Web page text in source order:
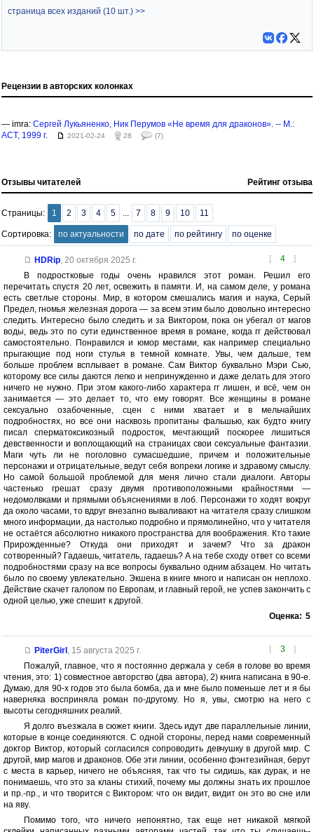
страница всех изданий (10 шт.) >>
Рецензии в авторских колонках
— imra: Сергей Лукьяненко, Ник Перумов «Не время для драконов». -- М.:
АСТ, 1999 г.
2021-02-24 28 (7)
Отзывы читателей Рейтинг отзыва
Страницы: 1 2 3 4 5 ... 7 8 9 10 11
Сортировка: по актуальности по дате по рейтингу по оценке
[ 4 ]
HDRip, 20 октября 2025 г.
В подростковые годы очень нравился этот роман. Решил его
перечитать спустя 20 лет, освежить в памяти. И, на самом деле, у романа
есть светлые стороны. Мир, в котором смешались магия и наука, Серый
Предел, гномья железная дорога — за всем этим было довольно интересно
следить. Интересно было следить и за Виктором, пока он убегал от магов
воды, ведь это по сути единственное время в романе, когда гг действовал
самостоятельно. Понравился и юмор местами, как например специально
прыгающие под ноги стулья в темной комнате. Увы, чем дальше, тем
больше проблем всплывает в романе. Сам Виктор буквально Мэри Сью,
которому все силы даются легко и непринужденно и даже делать для этого
ничего не нужно. При этом какого-либо характера гг лишен, и всё, чем он
занимается — это делает то, что ему говорят. Все женщины в романе
сексуально озабоченные, сцен с ними хватает и в мельчайших
подробностях, но все они насквозь пропитаны фальшью, как будто книгу
писал сперматоксикозный подросток, мечтающий поскорее лишиться
девственности и воплощающий на страницах свои сексуальные фантазии.
Маги чуть ли не поголовно сумасшедшие, причем и положительные
персонажи и отрицательные, ведут себя вопреки логике и здравому смыслу.
Но самой большой проблемой для меня лично стали диалоги. Авторы
частенько грешат сразу двумя противоположными крайностями —
недомолвками и прямыми объяснениями в лоб. Персонажи то ходят вокруг
да около часами, то вдруг внезапно вываливают на читателя сразу слишком
много информации, да настолько подробно и прямолинейно, что у читателя
не остаётся абсолютно никакого пространства для воображения. Кто такие
Прирожденные? Откуда они приходят и зачем? Что за дракон
сотворенный? Гадаешь, читатель, гадаешь? А на тебе сходу ответ со всеми
подробностями сразу на все вопросы буквально одним абзацем. Но читать
было по своему увлекательно. Экшена в книге много и написан он неплохо.
Действие скачет галопом по Европам, и главный герой, не успев закончить с
одной целью, уже спешит к другой.
Оценка: 5
[ 3 ]
PiterGirl , 15 августа 2025 г.
Пожалуй, главное, что я постоянно держала у себя в голове во время
чтения, это: 1) совместное авторство (два автора), 2) книга написана в 90-е.
Думаю, для 90-х годов это была бомба, да и мне было поменьше лет и я бы
наверняка восприняла роман по-другому. Но я, увы, смотрю на него с
высоты сегодняшних реалий.
Я долго въезжала в сюжет книги. Здесь идут две параллельные линии,
которые в конце соединяются. С одной стороны, перед нами современный
доктор Виктор, который согласился сопроводить девчушку в другой мир. С
другой, мир магов и драконов. Обе эти линии, особенно фэнтезийная, берут
с места в карьер, ничего не объясняя, так что ты сидишь, как дурак, и не
понимаешь, что это за кланы стихий, почему мы должны знать их прошлое
и пр.-пр., и что творится с Виктором: что он видит, видит он это во сне или
на яву.
Помимо того, что ничего непонятно, так еще нет никакой мягкой